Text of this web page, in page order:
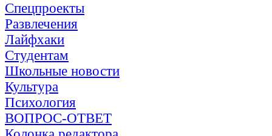
Спецпроекты
Развлечения
Лайфхаки
Студентам
Школьные новости
Культура
Психология
ВОПРОС-ОТВЕТ